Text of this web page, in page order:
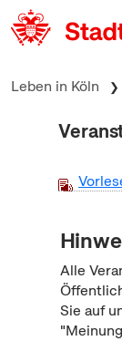
zum Inhalt springen
Leben in Köln
Alle
Sie auf